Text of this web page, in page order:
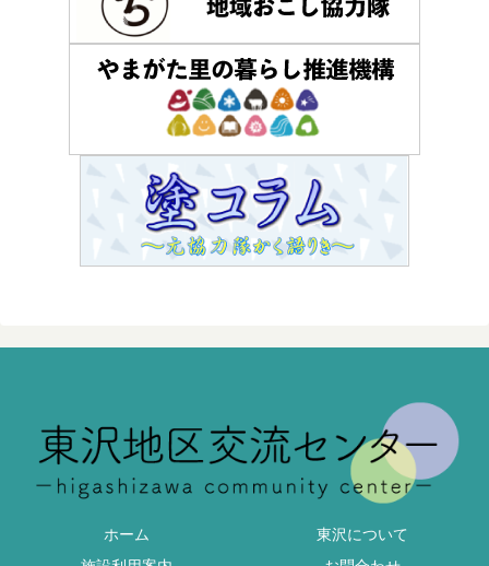
ホーム
東沢について